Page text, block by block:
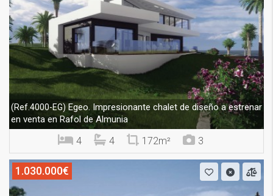
(Ref.4000-EG) Egeo. Impresionante chalet de diseño a estrenar
en venta en Rafol de Almunia
4 4 172m² 3
1.030.000€